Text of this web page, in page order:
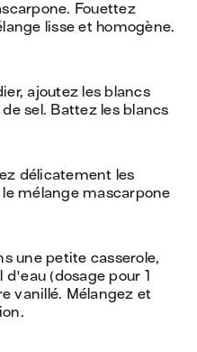
Fouettez
lisse et homogène.
ajoutez les blancs
sel. Battez les blancs
délicatement les
mélange mascarpone
une petite casserole,
(dosage pour 1
vanillé. Mélangez et